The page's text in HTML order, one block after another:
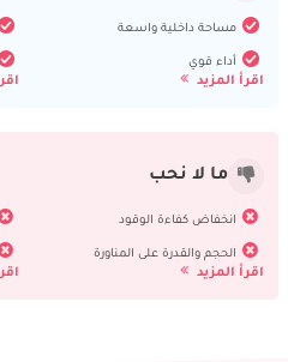
مساحة داخلية واسعة
أداء قوي
اقرأ المزيد
ما لا نحب
انخفاض كفاءة الوقود
الحجم والقدرة على المناورة
اقرأ المزيد